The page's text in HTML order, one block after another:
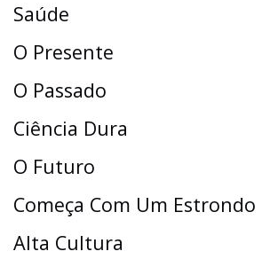
Saúde
O Presente
O Passado
Ciência Dura
O Futuro
Começa Com Um Estrondo
Alta Cultura